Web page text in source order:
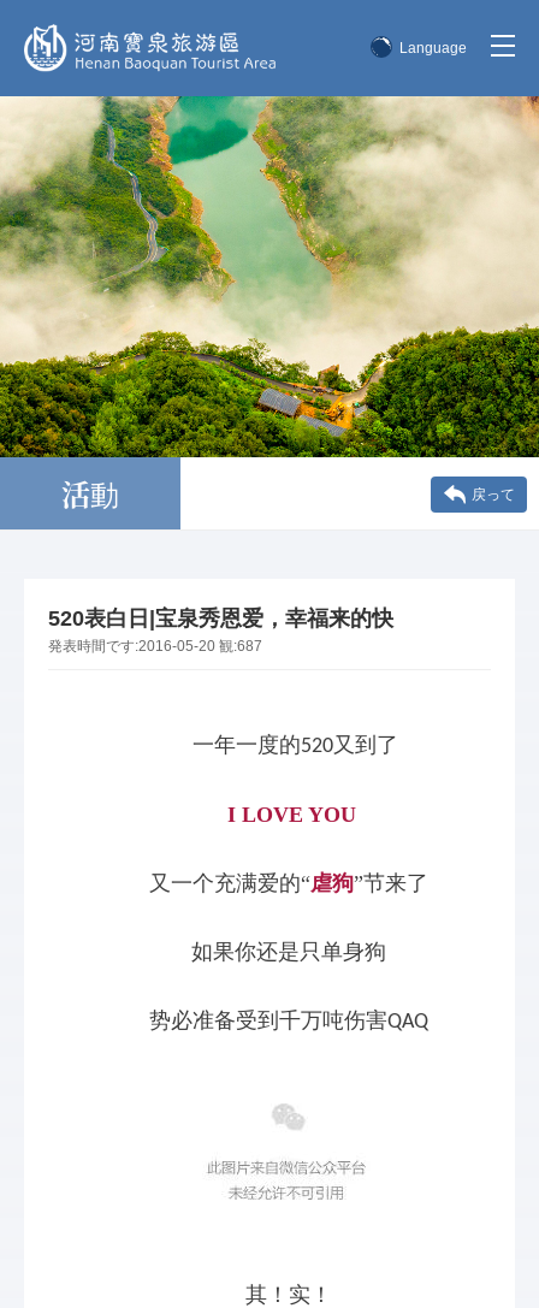
Language
English
한국어
日本語
活動 戻って
520表白日|宝泉秀恩爱，幸福来的快
発表時間です:2016-05-20 観:687
一年一度的520又到了
I LOVE YOU
又一个充满爱的“虐狗”节来了
如果你还是只单身狗
势必准备受到千万吨伤害QAQ
其！实！